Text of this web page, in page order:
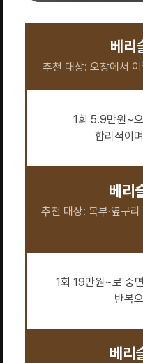
베리
추천 대상: 오창에서
1회 5.9만원~
합리적이
베리
추천 대상: 복부·옆구
1회 19만원~로 중
반복
베리